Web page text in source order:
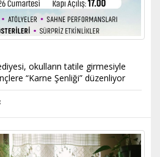
okulların tatile girmesiyle
“Karne Şenliği” düzenliyor